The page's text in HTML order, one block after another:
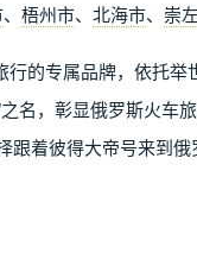
、 梧州市、 北海市、 崇
的专属品牌，依托举
名，彰显俄罗斯火
跟着彼得大帝号来到